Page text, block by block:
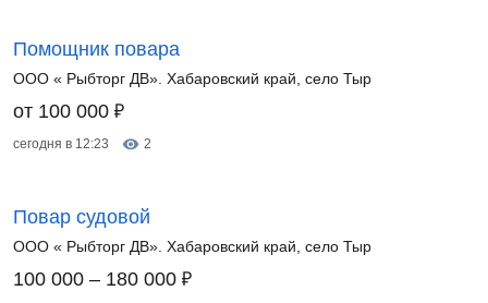
Помощник повара
ООО « Рыбторг ДВ». Хабаровский край, село Тыр
от 100 000 ₽
сегодня в 12:23 2
Повар судовой
ООО « Рыбторг ДВ». Хабаровский край, село Тыр
100 000 – 180 000 ₽